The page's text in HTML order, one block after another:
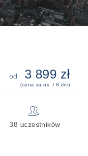
od 3 899 zł
(cena za os. / 8 dni)
👥
38 uczestników